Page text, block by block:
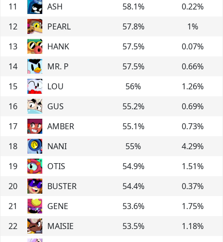
11
ASH 58.1% 0.22%
12
PEARL 57.8% 1%
13
HANK 57.5% 0.07%
14
MR. P 57.5% 0.66%
15
LOU 56% 1.26%
16
GUS 55.2% 0.69%
17
AMBER 55.1% 0.73%
18
NANI 55% 4.29%
19
OTIS 54.9% 1.51%
20
BUSTER 54.4% 0.37%
21
GENE 53.6% 1.75%
22
MAISIE 53.5% 1.18%